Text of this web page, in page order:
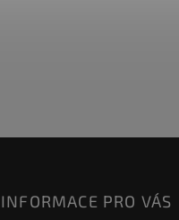
INFORMACE PRO VÁS